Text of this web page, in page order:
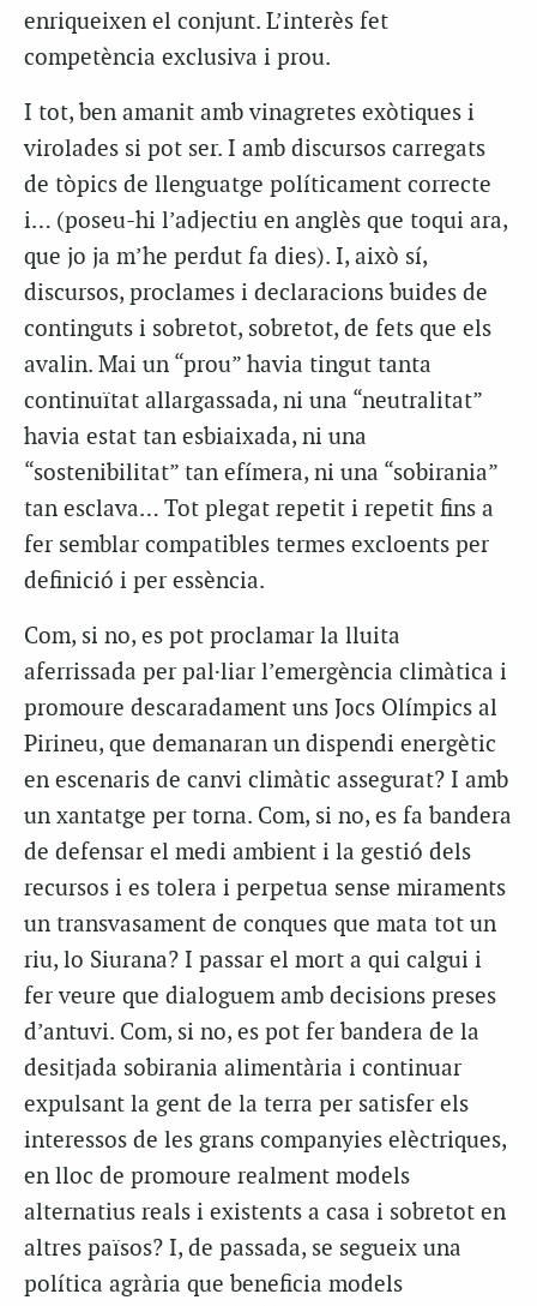
enriqueixen el conjunt. L’interès fet
competència exclusiva i prou.
I tot, ben amanit amb vinagretes exòtiques i
virolades si pot ser. I amb discursos carregats
de tòpics de llenguatge políticament correcte
i… (poseu-hi l’adjectiu en anglès que toqui ara,
que jo ja m’he perdut fa dies). I, això sí,
discursos, proclames i declaracions buides de
continguts i sobretot, sobretot, de fets que els
avalin. Mai un “prou” havia tingut tanta
continuïtat allargassada, ni una “neutralitat”
havia estat tan esbiaixada, ni una
“sostenibilitat” tan efímera, ni una “sobirania”
tan esclava… Tot plegat repetit i repetit fins a
fer semblar compatibles termes excloents per
definició i per essència.
Com, si no, es pot proclamar la lluita
aferrissada per pal·liar l’emergència climàtica i
promoure descaradament uns Jocs Olímpics al
Pirineu, que demanaran un dispendi energètic
en escenaris de canvi climàtic assegurat? I amb
un xantatge per torna. Com, si no, es fa bandera
de defensar el medi ambient i la gestió dels
recursos i es tolera i perpetua sense miraments
un transvasament de conques que mata tot un
riu, lo Siurana? I passar el mort a qui calgui i
fer veure que dialoguem amb decisions preses
d’antuvi. Com, si no, es pot fer bandera de la
desitjada sobirania alimentària i continuar
expulsant la gent de la terra per satisfer els
interessos de les grans companyies elèctriques,
en lloc de promoure realment models
alternatius reals i existents a casa i sobretot en
altres països? I, de passada, se segueix una
política agrària que beneficia models